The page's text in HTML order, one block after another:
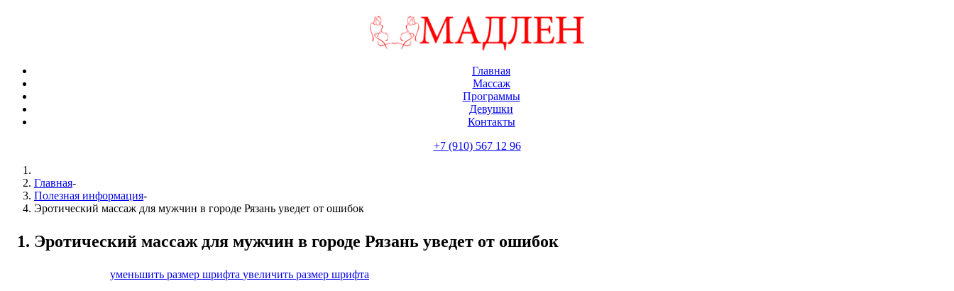
Главная
Массаж
Программы
Девушки
Контакты
+7 (910) 567 12 96
Главная-
Полезная информация-
Эротический массаж для мужчин в городе Рязань уведет от ошибок
Эротический массаж для мужчин в городе Рязань уведет от ошибок
уменьшить размер шрифта увеличить размер шрифта